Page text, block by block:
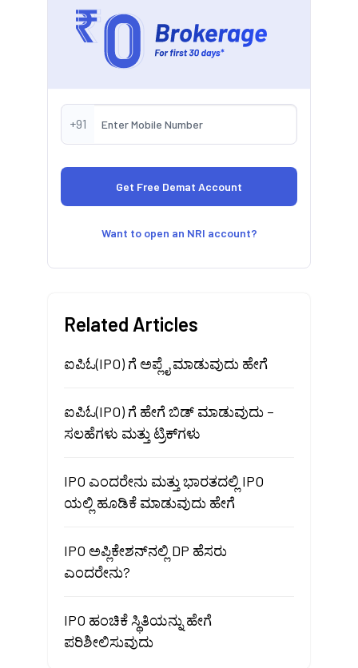
+91
Want to open an NRI account?
Related Articles
ಐಪಿಓ(IPO) ಗೆ ಅಪ್ಲೈ ಮಾಡುವುದು ಹೇಗೆ
ಐಪಿಓ(IPO) ಗೆ ಹೇಗೆ ಬಿಡ್ ಮಾಡುವುದು –
ಸಲಹೆಗಳು ಮತ್ತು ಟ್ರಿಕ್‌ಗಳು
IPO ಎಂದರೇನು ಮತ್ತು ಭಾರತದಲ್ಲಿ IPO
ಯಲ್ಲಿ ಹೂಡಿಕೆ ಮಾಡುವುದು ಹೇಗೆ
IPO ಅಪ್ಲಿಕೇಶನ್‌ನಲ್ಲಿ DP ಹೆಸರು
ಎಂದರೇನು?
IPO ಹಂಚಿಕೆ ಸ್ಥಿತಿಯನ್ನು ಹೇಗೆ
ಪರಿಶೀಲಿಸುವುದು